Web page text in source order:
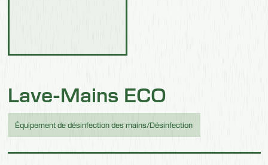
Lave-Mains ECO
Équipement de désinfection des mains/Désinfection